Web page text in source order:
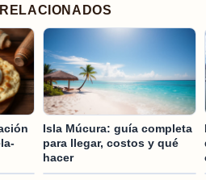
Isla Múcura: guía completa
para llegar, costos y qué
hacer